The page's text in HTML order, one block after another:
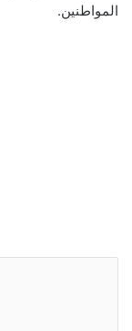
المواطنين.